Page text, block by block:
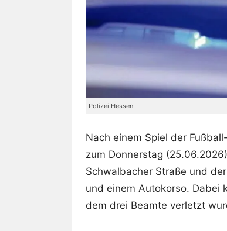
Polizei Hessen
Nach einem Spiel der
zum Donnerstag
Schwalbacher Straße und
und einem Autokorso. Dabei
dem drei Beamte verletzt